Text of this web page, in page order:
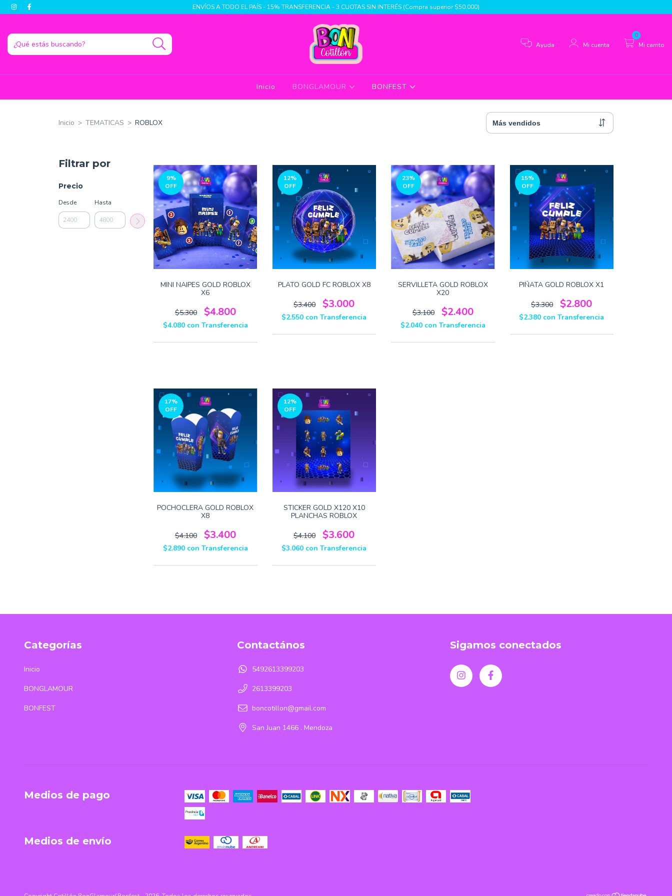
ENVÍOS A TODO EL PAÍS - 15% TRANSFERENCIA - 3 CUOTAS SIN INTERÉS (Compra superior $50.000)
Ayuda Mi cuenta Mi carrito
0
Inicio BONGLAMOUR BONFEST
Inicio > TEMATICAS > ROBLOX
Filtrar por
Precio
Desde Hasta
9%
OFF
MINI NAIPES GOLD ROBLOX
X6
$5.300 $4.800
$4.080 con Transferencia
12%
OFF
PLATO GOLD FC ROBLOX X8
$3.400 $3.000
$2.550 con Transferencia
23%
OFF
SERVILLETA GOLD ROBLOX
X20
$3.100 $2.400
$2.040 con Transferencia
15%
OFF
PIÑATA GOLD ROBLOX X1
$3.300 $2.800
$2.380 con Transferencia
17%
OFF
POCHOCLERA GOLD ROBLOX
X8
$4.100 $3.400
$2.890 con Transferencia
12%
OFF
STICKER GOLD X120 X10
PLANCHAS ROBLOX
$4.100 $3.600
$3.060 con Transferencia
Categorías
Inicio
BONGLAMOUR
BONFEST
Contactános
5492613399203
2613399203
boncotillon@gmail.com
San Juan 1466 . Mendoza
Sigamos conectados
Medios de pago
Medios de envío